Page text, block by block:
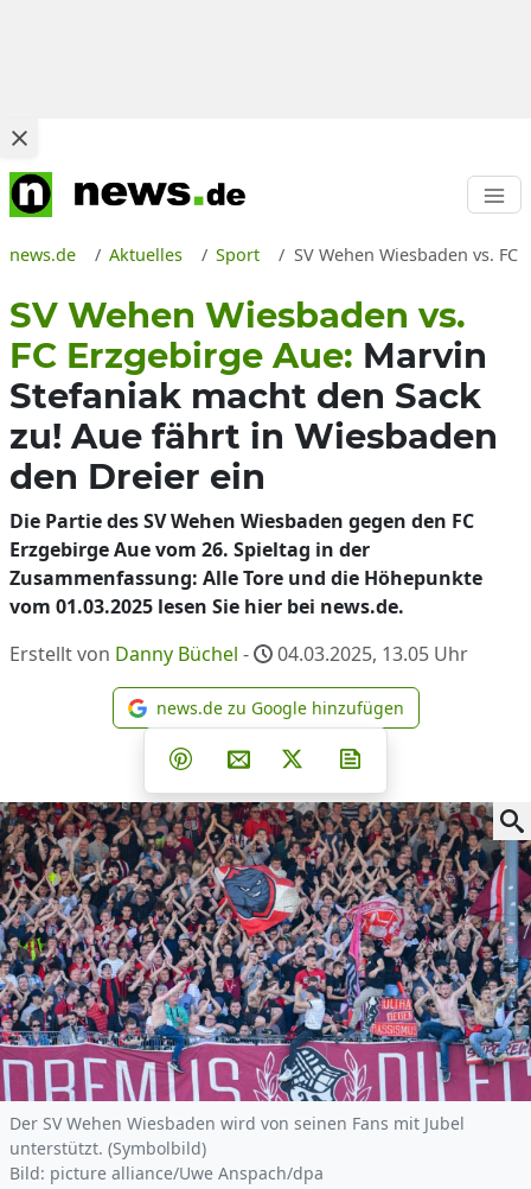
news.de Aktuelles Sport SV Wehen Wiesbaden vs.
SV Wehen Wiesbaden vs.
FC Erzgebirge Aue: Marvin
Stefaniak macht den Sack
zu! Aue fährt in Wiesbaden
den Dreier ein
Die Partie des SV Wehen Wiesbaden gegen den FC
Erzgebirge Aue vom 26. Spieltag in der
Zusammenfassung: Alle Tore und die Höhepunkte
vom 01.03.2025 lesen Sie hier bei news.de.
Erstellt von Danny Büchel - 04.03.2025, 13.05 Uhr
news.de zu Google
news.de zu Google hinzufügen
Teilen auf Facebook
Teilen auf Whatsapp
Teilen auf Telegram
Teilen auf Pinterest
Per E-Mail teilen
Post auf X
Der SV Wehen Wiesbaden wird von seinen Fans mit Jubel
unterstützt. (Symbolbild)
Bild: picture alliance/Uwe Anspach/dpa